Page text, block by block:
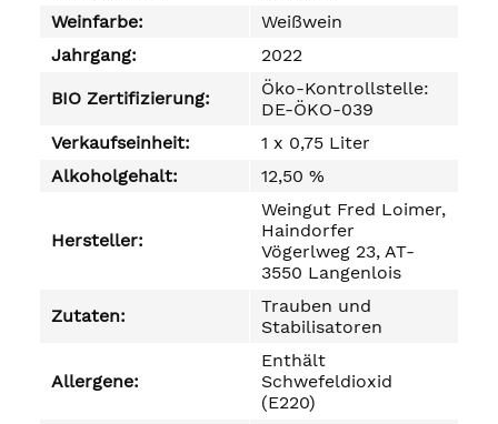
Weinfarbe:
Weißwein
Jahrgang:
2022
BIO Zertifizierung:
Öko-Kontrollstelle:
DE-ÖKO-039
Verkaufseinheit:
1 x 0,75 Liter
Alkoholgehalt:
12,50 %
Hersteller:
Weingut Fred Loimer,
Haindorfer
Vögerlweg 23, AT-
3550 Langenlois
Zutaten:
Trauben und
Stabilisatoren
Allergene:
Enthält
Schwefeldioxid
(E220)